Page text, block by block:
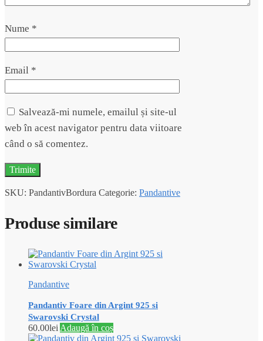
Nume *
Email *
Salvează-mi numele, emailul și site-ul
web în acest navigator pentru data viitoare
când o să comentez.
SKU: PandantivBordura Categorie: Pandantive
Produse similare
Pandantive
Pandantiv Foare din Argint 925 si
Swarovski Crystal
60.00lei Adaugă în coș